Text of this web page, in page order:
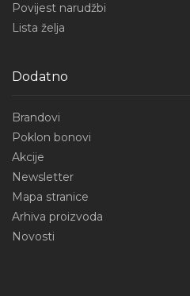
Povijest narudžbi
Lista želja
Dodatno
Brandovi
Poklon bonovi
Akcije
Newsletter
Mapa stranice
Arhiva proizvoda
Novosti